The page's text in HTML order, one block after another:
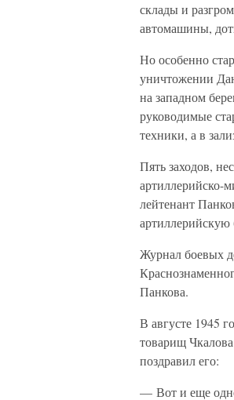
склады и
автомашины,
Но особенно
уничтожении
на западном
руководимые
техники, а в
Пять заходов,
артиллерийско-
лейтенант
артиллерийскую
Журнал боевых
Панкова.
В августе 1945
товарищ
поздравил его:
— Вот и еще